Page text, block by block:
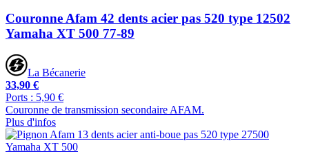
Couronne Afam 42 dents acier pas 520 type 12502
Yamaha XT 500 77-89
La Bécanerie
33,90 €
Ports : 5,90 €
Couronne de transmission secondaire AFAM.
Plus d'infos